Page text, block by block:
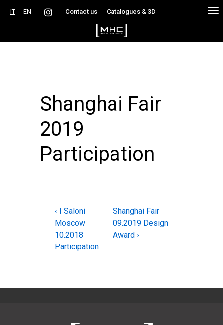
Skip
Main
IT EN Contact us Catalogues & 3D
Shanghai Fair
2019
Participation
Navigazione
articoli
Previous
Post
is
‹ I Saloni
Moscow
10.2018
Participation
Next
Post
is
Shanghai Fair
09.2019 Design
Award ›